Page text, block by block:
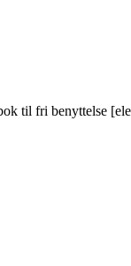
til fri benyttelse